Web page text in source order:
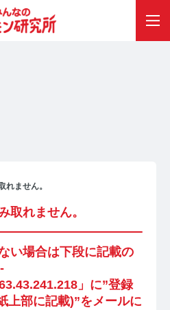
れません。
取れません。
い場合は下段に記載の
」に”登録
上部に記載)”をメールに